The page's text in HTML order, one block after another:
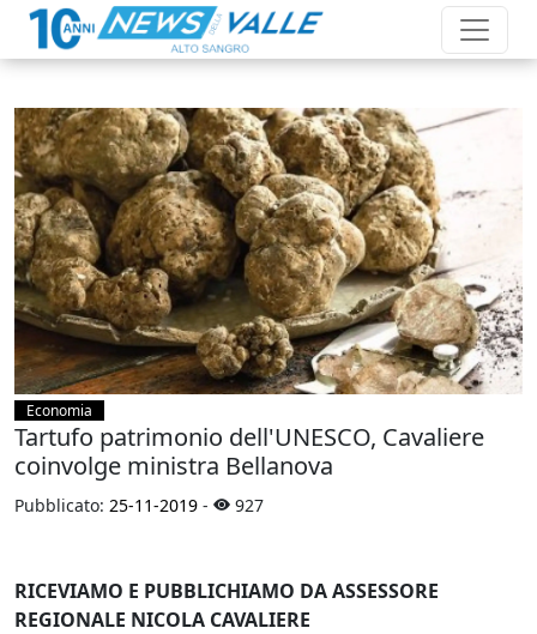
Economia
Tartufo patrimonio dell'UNESCO, Cavaliere
coinvolge ministra Bellanova
Pubblicato: 25-11-2019 - 927
RICEVIAMO E PUBBLICHIAMO DA ASSESSORE
REGIONALE NICOLA CAVALIERE